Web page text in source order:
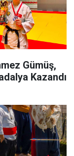
Gümüş,
Kazandı